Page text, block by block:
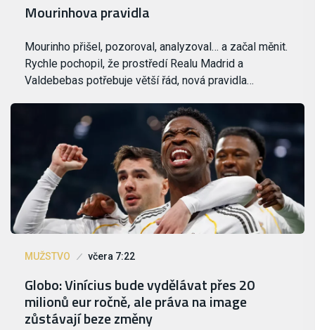
Mourinhova pravidla
Mourinho přišel, pozoroval, analyzoval… a začal měnit.
Rychle pochopil, že prostředí Realu Madrid a
Valdebebas potřebuje větší řád, nová pravidla…
MUŽSTVO včera 7:22
Globo: Vinícius bude vydělávat přes 20
milionů eur ročně, ale práva na image
zůstávají beze změny